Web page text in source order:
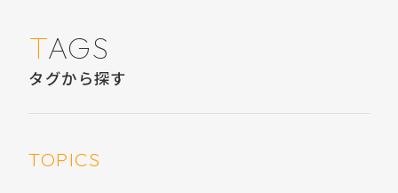
TAGS
タグから探す
TOPICS